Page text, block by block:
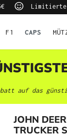
Limitierte
F1 CAPS
auf das
JOHN
TRUCKER